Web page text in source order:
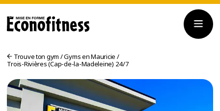
Trouve ton gym /Gyms en Mauricie /
Trois-Rivières (Cap-de-la-Madeleine) 24/7